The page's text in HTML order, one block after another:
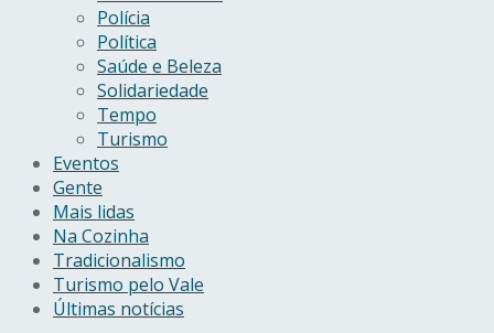
Polícia
Política
Saúde e Beleza
Solidariedade
Tempo
Turismo
Eventos
Gente
Mais lidas
Na Cozinha
Tradicionalismo
Turismo pelo Vale
Últimas notícias